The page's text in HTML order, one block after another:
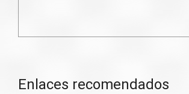
Enlaces recomendados